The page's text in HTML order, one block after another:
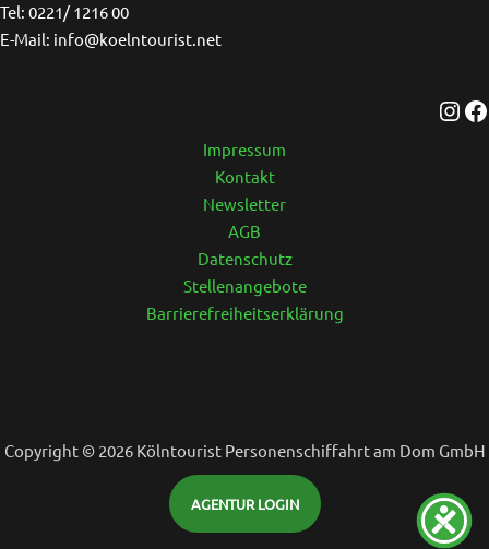
Tel: 0221/ 1216 00
E-Mail: info@koelntourist.net
Impressum
Kontakt
Newsletter
AGB
Datenschutz
Stellenangebote
Barrierefreiheitserklärung
Copyright © 2026 Kölntourist Personenschiffahrt am Dom GmbH
AGENTUR LOGIN